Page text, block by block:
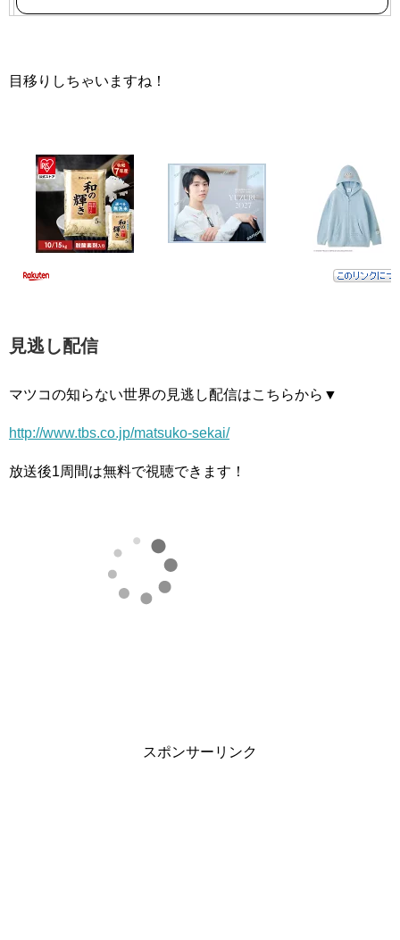
目移りしちゃいますね！
見逃し配信
マツコの知らない世界の見逃し配信はこちらから▼
http://www.tbs.co.jp/matsuko-sekai/
放送後1周間は無料で視聴できます！
スポンサーリンク